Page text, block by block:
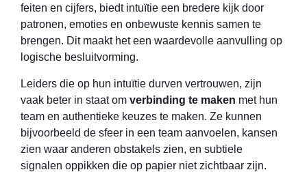
feiten en cijfers, biedt intuïtie een bredere kijk door
patronen, emoties en onbewuste kennis samen te
brengen. Dit maakt het een waardevolle aanvulling op
logische besluitvorming.
Leiders die op hun intuïtie durven vertrouwen, zijn
vaak beter in staat om verbinding te maken met hun
team en authentieke keuzes te maken. Ze kunnen
bijvoorbeeld de sfeer in een team aanvoelen, kansen
zien waar anderen obstakels zien, en subtiele
signalen oppikken die op papier niet zichtbaar zijn.